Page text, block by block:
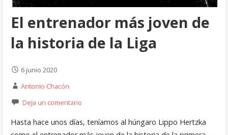
El entrenador más joven de
la historia de la Liga
6 junio 2020
Antonio Chacón
Deja un comentario
Hasta hace unos días, teníamos al húngaro Lippo Hertzka